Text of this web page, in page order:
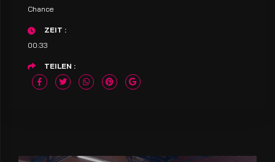
Chance
ZEIT
00:33
TEILEN